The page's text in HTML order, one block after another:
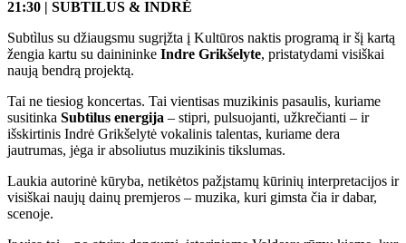
21:30 | SUBTILUS & INDRĖ
Subtìlus su džiaugsmu sugrįžta į Kultūros naktis programą ir šį kartą
žengia kartu su dainininke Indre Grikšelyte, pristatydami visiškai
naują bendrą projektą.
Tai ne tiesiog koncertas. Tai vientisas muzikinis pasaulis, kuriame
susitinka Subtìlus energija – stipri, pulsuojanti, užkrečianti – ir
išskirtinis Indrė Grikšelytė vokalinis talentas, kuriame dera
jautrumas, jėga ir absoliutus muzikinis tikslumas.
Laukia autorinė kūryba, netikėtos pažįstamų kūrinių interpretacijos ir
visiškai naujų dainų premjeros – muzika, kuri gimsta čia ir dabar,
scenoje.